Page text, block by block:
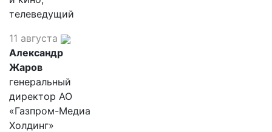
телеведущий
11 августа
Александр
Жаров
генеральный
директор АО
«Газпром-Медиа
Холдинг»